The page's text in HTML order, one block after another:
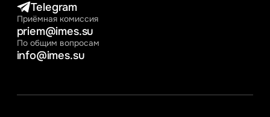
Telegram
Приёмная комиссия
priem@imes.su
По общим вопросам
info@imes.su